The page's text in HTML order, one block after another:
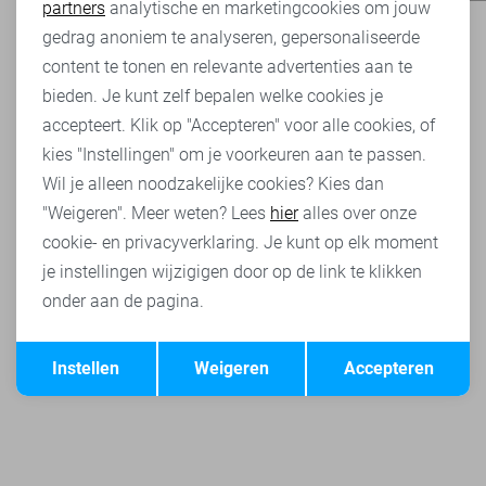
Marketing cookies
Terug Opslaan
partners analytische en marketingcookies om jouw
gedrag anoniem te analyseren, gepersonaliseerde
content te tonen en relevante advertenties aan te
bieden. Je kunt zelf bepalen welke cookies je
accepteert. Klik op "Accepteren" voor alle cookies, of
kies "Instellingen" om je voorkeuren aan te passen.
Wil je alleen noodzakelijke cookies? Kies dan
"Weigeren". Meer weten? Lees hieralles over onze
cookie- en privacyverklaring. Je kunt op elk moment
je instellingen wijzigigen door op de link te klikken
onder aan de pagina.
Accepteren
Weigeren
Instellen